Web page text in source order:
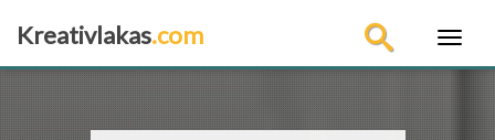
Kreativlakas.com